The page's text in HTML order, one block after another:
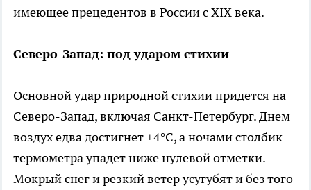
имеющее прецедентов в России с XIX века.
Северо-Запад: под ударом стихии
Основной удар природной стихии придется на
Северо-Запад, включая Санкт-Петербург. Днем
воздух едва достигнет +4°C, а ночами столбик
термометра упадет ниже нулевой отметки.
Мокрый снег и резкий ветер усугубят и без того